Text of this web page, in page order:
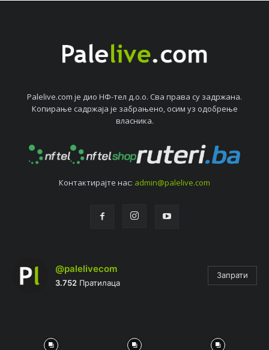
Palelive.com јe дио НФ-тeл д.о.о. Сва права су задржана.
Копирањe садржаја јe забрањeно, осим уз одобрeњe
власника.
Контактирајтe нас: admin@palelive.com
@palelivecom
3.752 Пратилаца
Запрати